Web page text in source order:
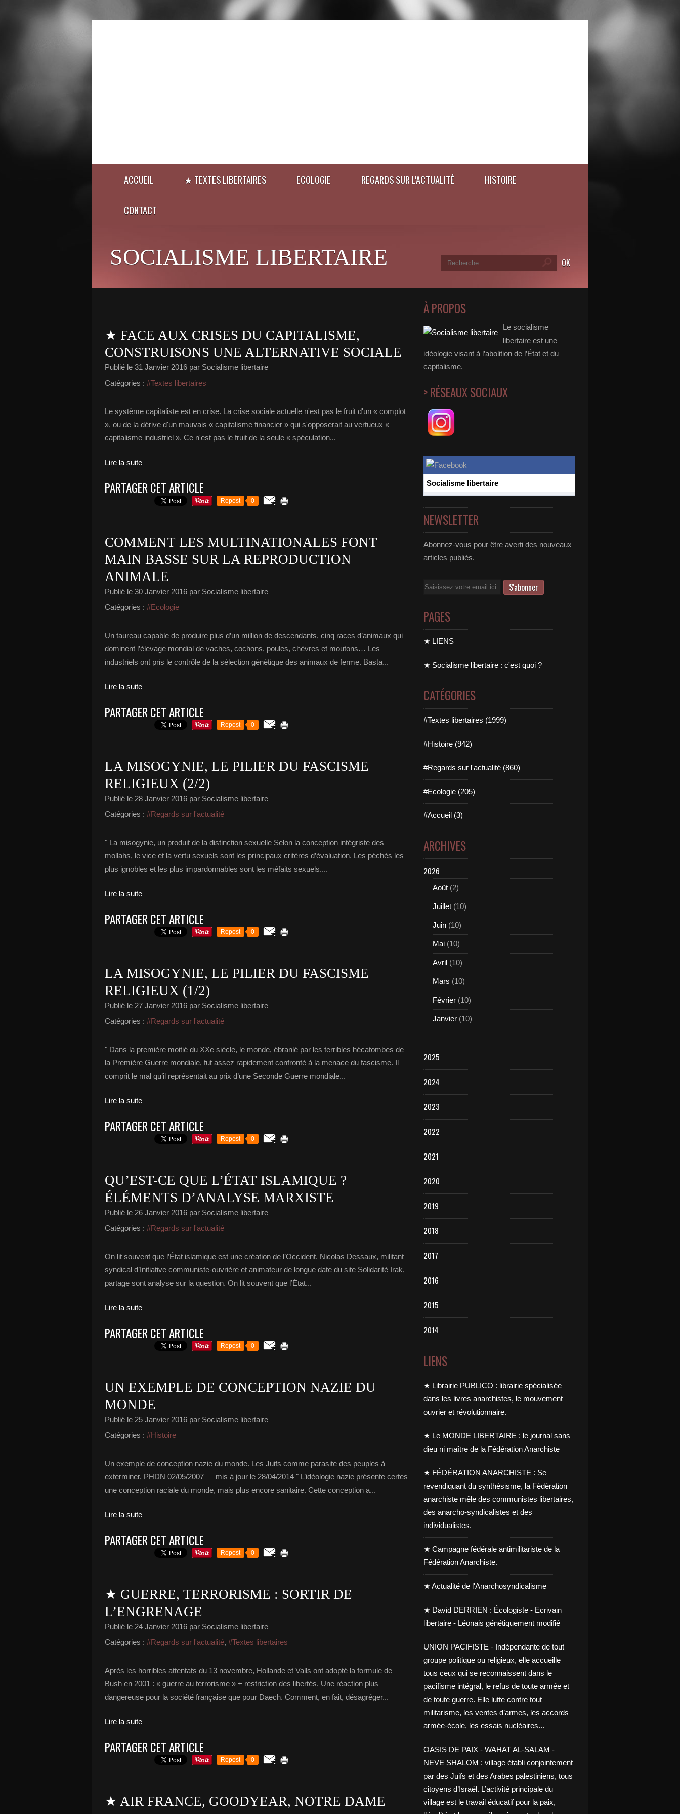
ACCUEIL ★ TEXTES LIBERTAIRES ECOLOGIE REGARDS SUR L'ACTUALITÉ HISTOIRE
CONTACT
SOCIALISME LIBERTAIRE
★ FACE AUX CRISES DU CAPITALISME,
CONSTRUISONS UNE ALTERNATIVE SOCIALE
Publié le 31 Janvier 2016 par Socialisme libertaire
Catégories : #Textes libertaires
Le système capitaliste est en crise. La crise sociale actuelle n'est pas le fruit d'un « complot
», ou de la dérive d'un mauvais « capitalisme financier » qui s'opposerait au vertueux «
capitalisme industriel ». Ce n'est pas le fruit de la seule « spéculation...
Lire la suite
PARTAGER CET ARTICLE
Repost 0
COMMENT LES MULTINATIONALES FONT
MAIN BASSE SUR LA REPRODUCTION
ANIMALE
Publié le 30 Janvier 2016 par Socialisme libertaire
Catégories : #Ecologie
Un taureau capable de produire plus d’un million de descendants, cinq races d’animaux qui
dominent l’élevage mondial de vaches, cochons, poules, chèvres et moutons… Les
industriels ont pris le contrôle de la sélection génétique des animaux de ferme. Basta...
Lire la suite
PARTAGER CET ARTICLE
Repost 0
LA MISOGYNIE, LE PILIER DU FASCISME
RELIGIEUX (2/2)
Publié le 28 Janvier 2016 par Socialisme libertaire
Catégories : #Regards sur l'actualité
" La misogynie, un produit de la distinction sexuelle Selon la conception intégriste des
mollahs, le vice et la vertu sexuels sont les principaux critères d’évaluation. Les péchés les
plus ignobles et les plus impardonnables sont les méfaits sexuels....
Lire la suite
PARTAGER CET ARTICLE
Repost 0
LA MISOGYNIE, LE PILIER DU FASCISME
RELIGIEUX (1/2)
Publié le 27 Janvier 2016 par Socialisme libertaire
Catégories : #Regards sur l'actualité
" Dans la première moitié du XXe siècle, le monde, ébranlé par les terribles hécatombes de
la Première Guerre mondiale, fut assez rapidement confronté à la menace du fascisme. Il
comprit le mal qu’il représentait au prix d’une Seconde Guerre mondiale...
Lire la suite
PARTAGER CET ARTICLE
Repost 0
QU’EST-CE QUE L’ÉTAT ISLAMIQUE ?
ÉLÉMENTS D’ANALYSE MARXISTE
Publié le 26 Janvier 2016 par Socialisme libertaire
Catégories : #Regards sur l'actualité
On lit souvent que l’État islamique est une création de l’Occident. Nicolas Dessaux, militant
syndical d’Initiative communiste-ouvrière et animateur de longue date du site Solidarité Irak,
partage sont analyse sur la question. On lit souvent que l’État...
Lire la suite
PARTAGER CET ARTICLE
Repost 0
UN EXEMPLE DE CONCEPTION NAZIE DU
MONDE
Publié le 25 Janvier 2016 par Socialisme libertaire
Catégories : #Histoire
Un exemple de conception nazie du monde. Les Juifs comme parasite des peuples à
exterminer. PHDN 02/05/2007 — mis à jour le 28/04/2014 " L’idéologie nazie présente certes
une conception raciale du monde, mais plus encore sanitaire. Cette conception a...
Lire la suite
PARTAGER CET ARTICLE
Repost 0
★ GUERRE, TERRORISME : SORTIR DE
L’ENGRENAGE
Publié le 24 Janvier 2016 par Socialisme libertaire
Catégories : #Regards sur l'actualité, #Textes libertaires
Après les horribles attentats du 13 novembre, Hollande et Valls ont adopté la formule de
Bush en 2001 : « guerre au terrorisme » + restriction des libertés. Une réaction plus
dangereuse pour la société française que pour Daech. Comment, en fait, désagréger...
Lire la suite
PARTAGER CET ARTICLE
Repost 0
★ AIR FRANCE, GOODYEAR, NOTRE DAME
À PROPOS
Le socialisme
libertaire est une
idéologie visant à l’abolition de l’État et du
capitalisme.
> RÉSEAUX SOCIAUX
Socialisme libertaire
NEWSLETTER
Abonnez-vous pour être averti des nouveaux
articles publiés.
Email
PAGES
★ LIENS
★ Socialisme libertaire : c'est quoi ?
CATÉGORIES
#Textes libertaires (1999)
#Histoire (942)
#Regards sur l'actualité (860)
#Ecologie (205)
#Accueil (3)
ARCHIVES
2026
Août (2)
Juillet (10)
Juin (10)
Mai (10)
Avril (10)
Mars (10)
Février (10)
Janvier (10)
2025
2024
2023
2022
2021
2020
2019
2018
2017
2016
2015
2014
LIENS
★ Librairie PUBLICO : librairie spécialisée
dans les livres anarchistes, le mouvement
ouvrier et révolutionnaire.
★ Le MONDE LIBERTAIRE : le journal sans
dieu ni maître de la Fédération Anarchiste
★ FÉDÉRATION ANARCHISTE : Se
revendiquant du synthésisme, la Fédération
anarchiste mêle des communistes libertaires,
des anarcho-syndicalistes et des
individualistes.
★ Campagne fédérale antimilitariste de la
Fédération Anarchiste.
★ Actualité de l'Anarchosyndicalisme
★ David DERRIEN : Écologiste - Ecrivain
libertaire - Léonais génétiquement modifié
UNION PACIFISTE - Indépendante de tout
groupe politique ou religieux, elle accueille
tous ceux qui se reconnaissent dans le
pacifisme intégral, le refus de toute armée et
de toute guerre. Elle lutte contre tout
militarisme, les ventes d’armes, les accords
armée-école, les essais nucléaires...
OASIS DE PAIX - WAHAT AL-SALAM -
NEVE SHALOM : village établi conjointement
par des Juifs et des Arabes palestiniens, tous
citoyens d’Israël. L’activité principale du
village est le travail éducatif pour la paix,